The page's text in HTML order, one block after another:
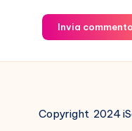
Invia commento
Copyright 2024